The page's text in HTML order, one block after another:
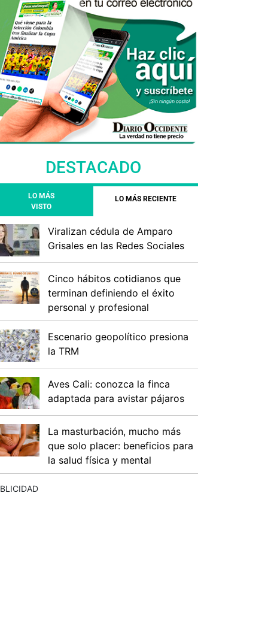
DESTACADO
LO MÁS
VISTO
LO MÁS RECIENTE
Viralizan cédula de Amparo
Grisales en las Redes Sociales
Cinco hábitos cotidianos que
terminan definiendo el éxito
personal y profesional
Escenario geopolítico presiona
la TRM
Aves Cali: conozca la finca
adaptada para avistar pájaros
La masturbación, mucho más
que solo placer: beneficios para
la salud física y mental